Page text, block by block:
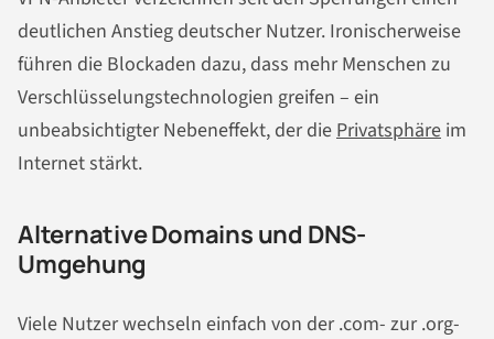
deutlichen Anstieg deutscher Nutzer. Ironischerweise
führen die Blockaden dazu, dass mehr Menschen zu
Verschlüsselungstechnologien greifen – ein
unbeabsichtigter Nebeneffekt, der diePrivatsphäre im
Internet stärkt.
Alternative Domains und DNS-
Umgehung
Viele Nutzer wechseln einfach von der .com- zur .org-